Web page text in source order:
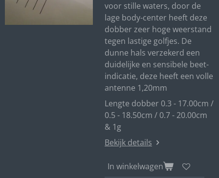
voor stille waters, door de
lage body-center heeft deze
dobber zeer hoge weerstand
tegen lastige golfjes. De
dunne hals verzekerd een
duidelijke en sensibele beet-
indicatie, deze heeft een volle
antenne 1,20mm
Lengte dobber 0.3 - 17.00cm /
0.5 - 18.50cm / 0.7 - 20.00cm
& 1g
Bekijk details
In winkelwagen